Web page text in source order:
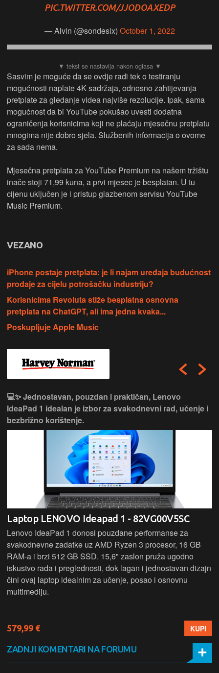
PIC.TWITTER.COM/JJODOAXEDP
— Alvin (@sondesix) October 1, 2022
Sasvim je moguće da se ovdje radi tek o testiranju
mogućnosti naplate 4K sadržaja, odnosno zahtijevanja
pretplate za gledanje videa najviše rezolucije. Ipak, sama
mogućnost da bi YouTube pokušao uvesti dodatna
ograničenja korisnicima koji ne plaćaju mjesečnu pretplatu
mnogima nije dobro sjela. Službenih informacija o ovome
za sada nema.
Mjesečna pretplata za YouTube Premium na našem tržištu
inače stoji 71,99 kuna, a prvi mjesec je besplatan. U tu
cijenu uključen je i pristup glazbenom servisu YouTube
Music Premium.
VEZANO
iPhone postaje pretplata: je li najam uređaja budućnost
prodaje za cijelu potrošačku industriju?
Korisnicima Revoluta stiže besplatna osnovna
pretplata na ChatGPT, ali ima jedna kvaka...
Poskupljuje Apple Music
💻✨ Jednostavan, pouzdan i praktičan, Lenovo
IdeaPad 1 idealan je izbor za svakodnevni rad, učenje i
bezbrižno korištenje.
Laptop LENOVO Ideapad 1 - 82VG00V5SC
Lenovo IdeaPad 1 donosi pouzdane performanse za
svakodnevne zadatke uz AMD Ryzen 3 procesor, 16 GB
RAM-a i brzi 512 GB SSD. 15,6" zaslon pruža ugodno
iskustvo rada i preglednosti, dok lagan i jednostavan dizajn
čini ovaj laptop idealnim za učenje, posao i osnovnu
multimediju.
579,99 € KUPI
ZADNJI KOMENTARI NA FORUMU